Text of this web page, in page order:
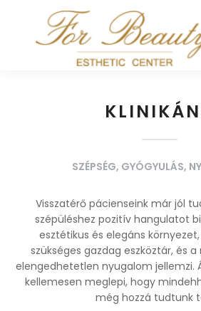
SZÉPSÉG, GYÓGYULÁS,
Visszatérő pácienseink már jól
szépüléshez pozitív hangulatot
esztétikus és elegáns
szükséges gazdag eszköztár, és
elengedhetetlen nyugalom jellemzi.
kellemesen meglepi, hogy
még hozzá tudtunk